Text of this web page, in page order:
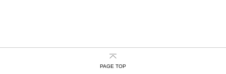
PAGE TOP